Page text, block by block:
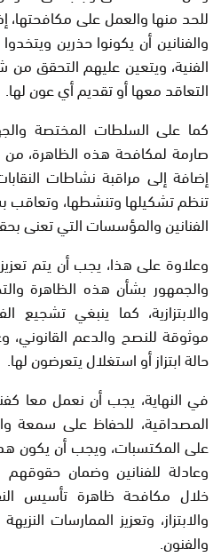
للحد منها والعمل على
والفنانين أن يكونوا حذرين
الفنية، ويتعين عليهم التحقق
التعاقد معها أو تقديم أي عون لها.
كما على السلطات المختصة
صارمة لمكافحة هذه الظاهرة، من
إضافة إلى مراقبة نشاطات
تنظم تشكيلها وتنشطها،
الفنانين والمؤسسات التي تعنى
وعلاوة على هذا، يجب أن يتم تعزيز
والجمهور بشأن هذه الظاهرة
والابتزازية، كما ينبغي تشجيع
موثوقة للنصح والدعم
حالة ابتزاز أو استغلال يتعرضون لها.
في النهاية، يجب أن نعمل معا
المصداقية، للحفاظ على سمعة
على المكتسبات، ويجب أن يكون
وعادلة للفنانين وضمان
خلال مكافحة ظاهرة تأسيس
والابتزاز، وتعزيز الممارسات
والفنون.